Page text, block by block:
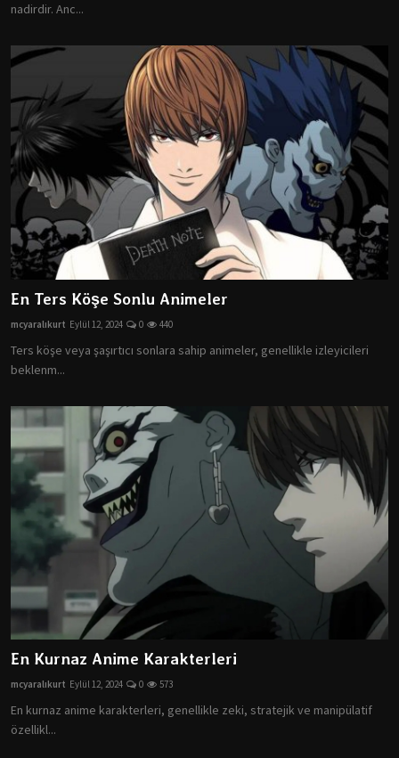
nadirdir. Anc...
En Ters Köşe Sonlu Animeler
mcyaralıkurt Eylül 12, 2024 0 440
Ters köşe veya şaşırtıcı sonlara sahip animeler, genellikle izleyicileri
beklenm...
En Kurnaz Anime Karakterleri
mcyaralıkurt Eylül 12, 2024 0 573
En kurnaz anime karakterleri, genellikle zeki, stratejik ve manipülatif
özellikl...